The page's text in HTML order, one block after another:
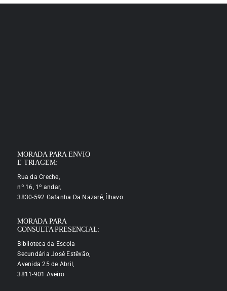
MORADA PARA ENVIO
E TRIAGEM:
Rua da Creche,
nº 16, 1º andar,
3830-592 Gafanha Da Nazaré, Ílhavo
MORADA PARA
CONSULTA PRESENCIAL:
Biblioteca da Escola
Secundária José Estêvão,
Avenida 25 de Abril,
3811-901 Aveiro